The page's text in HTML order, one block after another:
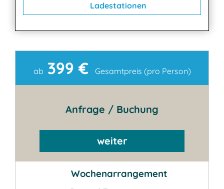
Ladestationen
Kontakt
ab 399 € Gesamtpreis (pro Person)
Anfrage / Buchung
weiter
Wochenarrangement